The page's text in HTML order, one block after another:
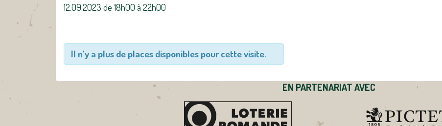
12.09.2023 de 18h00 à 22h00
Il n'y a plus de places disponibles pour cette visite.
EN PARTENARIAT AVEC